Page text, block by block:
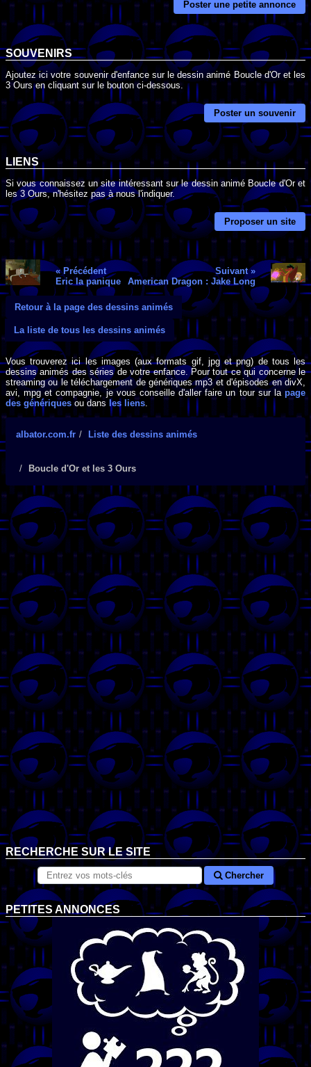
Poster une petite annonce
SOUVENIRS
Ajoutez ici votre souvenir d'enfance sur le dessin animé Boucle d'Or et les
3 Ours en cliquant sur le bouton ci-dessous.
Poster un souvenir
LIENS
Si vous connaissez un site intéressant sur le dessin animé Boucle d'Or et
les 3 Ours, n'hésitez pas à nous l'indiquer.
Proposer un site
« Précédent
Eric la panique
Suivant »
American Dragon : Jake Long
Retour à la page des dessins animés
La liste de tous les dessins animés
Vous trouverez ici les images (aux formats gif, jpg et png) de tous les
dessins animés des séries de votre enfance. Pour tout ce qui concerne le
streaming ou le téléchargement de génériques mp3 et d'épisodes en divX,
avi, mpg et compagnie, je vous conseille d'aller faire un tour sur lapage
des génériques ou dans les liens.
albator.com.fr Liste des dessins animés
Boucle d'Or et les 3 Ours
RECHERCHE SUR LE SITE
Chercher
PETITES ANNONCES